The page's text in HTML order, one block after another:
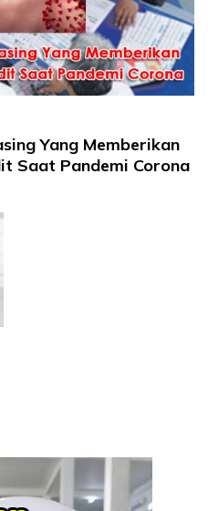
Yang Memberikan
Saat Pandemi Corona